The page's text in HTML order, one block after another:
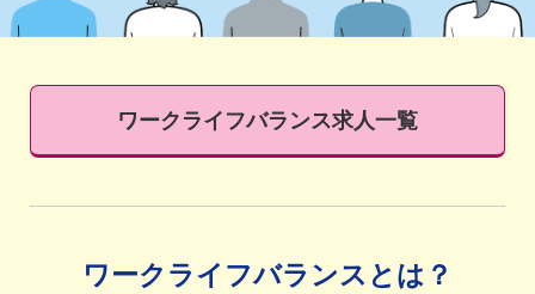
ワークライフバランス求人一覧
ワークライフバランスとは？